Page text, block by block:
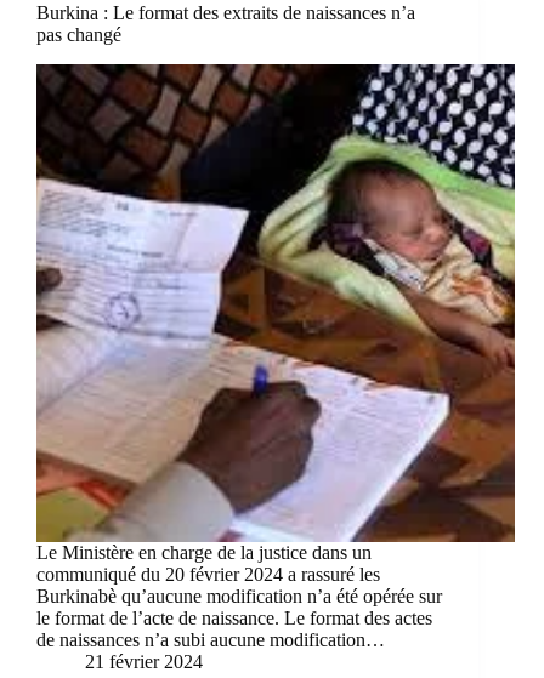
Burkina : Le format des extraits de naissances n’a
pas changé
Le Ministère en charge de la justice dans un
communiqué du 20 février 2024 a rassuré les
Burkinabè qu’aucune modification n’a été opérée sur
le format de l’acte de naissance. Le format des actes
de naissances n’a subi aucune modification…
21 février 2024